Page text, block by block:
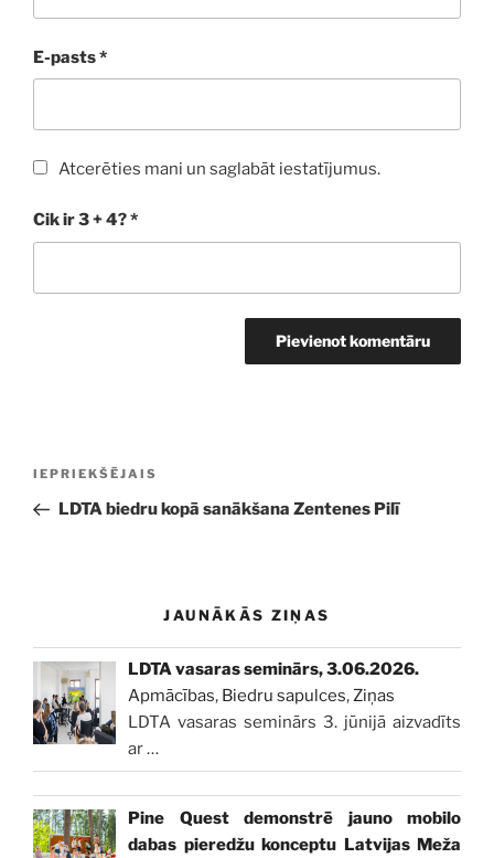
E-pasts*
Atcerēties mani un saglabāt iestatījumus.
Cik ir 3 + 4?*
Iepriekšējā
ziņa:
IEPRIEKŠĒJAIS
LDTA biedru kopā sanākšana Zentenes Pilī
JAUNĀKĀS ZIŅAS
LDTA vasaras seminārs, 3.06.2026.
Apmācības, Biedru sapulces,Ziņas
LDTA vasaras seminārs 3. jūnijā aizvadīts
ar…
Pine Quest demonstrē jauno mobilo
dabas pieredžu konceptu Latvijas Meža